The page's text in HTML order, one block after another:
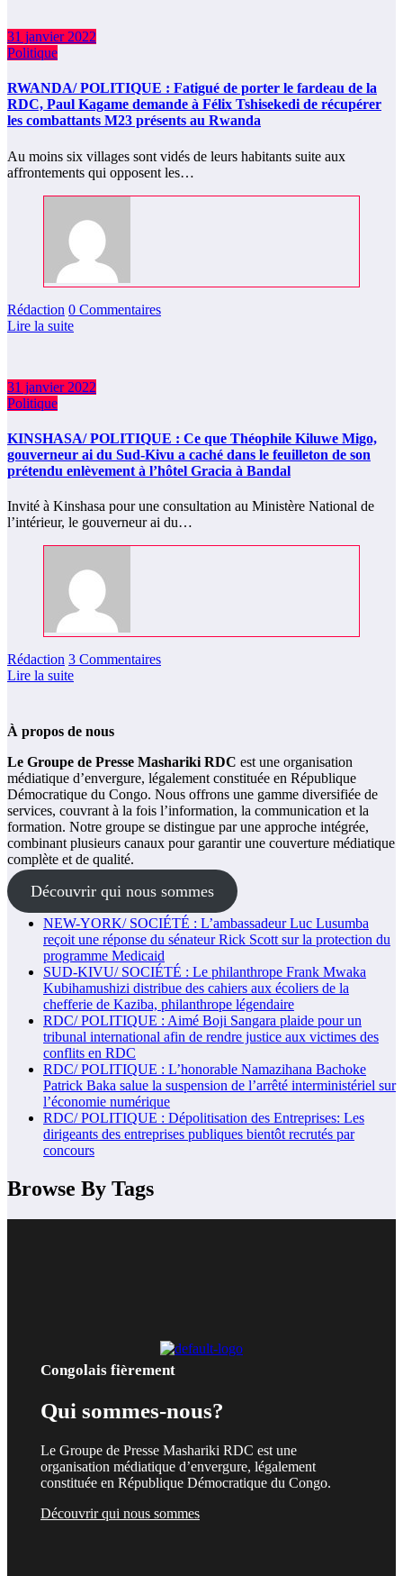
31 janvier 2022
Politique
RWANDA/ POLITIQUE : Fatigué de porter le fardeau de la
RDC, Paul Kagame demande à Félix Tshisekedi de récupérer
les combattants M23 présents au Rwanda
Au moins six villages sont vidés de leurs habitants suite aux
affrontements qui opposent les…
Rédaction 0 Commentaires
Lire la suite
31 janvier 2022
Politique
KINSHASA/ POLITIQUE : Ce que Théophile Kiluwe Migo,
gouverneur ai du Sud-Kivu a caché dans le feuilleton de son
prétendu enlèvement à l’hôtel Gracia à Bandal
Invité à Kinshasa pour une consultation au Ministère National de
l’intérieur, le gouverneur ai du…
Rédaction 3 Commentaires
Lire la suite
À propos de nous
Le Groupe de Presse Mashariki RDC est une organisation
médiatique d’envergure, légalement constituée en République
Démocratique du Congo. Nous offrons une gamme diversifiée de
services, couvrant à la fois l’information, la communication et la
formation. Notre groupe se distingue par une approche intégrée,
combinant plusieurs canaux pour garantir une couverture médiatique
complète et de qualité.
Découvrir qui nous sommes
NEW-YORK/ SOCIÉTÉ : L’ambassadeur Luc Lusumba
reçoit une réponse du sénateur Rick Scott sur la protection du
programme Medicaid
SUD-KIVU/ SOCIÉTÉ : Le philanthrope Frank Mwaka
Kubihamushizi distribue des cahiers aux écoliers de la
chefferie de Kaziba, philanthrope légendaire
RDC/ POLITIQUE : Aimé Boji Sangara plaide pour un
tribunal international afin de rendre justice aux victimes des
conflits en RDC
RDC/ POLITIQUE : L’honorable Namazihana Bachoke
Patrick Baka salue la suspension de l’arrêté interministériel sur
l’économie numérique
RDC/ POLITIQUE : Dépolitisation des Entreprises: Les
dirigeants des entreprises publiques bientôt recrutés par
concours
Browse By Tags
Congolais fièrement
Qui sommes-nous?
Le Groupe de Presse Mashariki RDC est une
organisation médiatique d’envergure, légalement
constituée en République Démocratique du Congo.
Découvrir qui nous sommes